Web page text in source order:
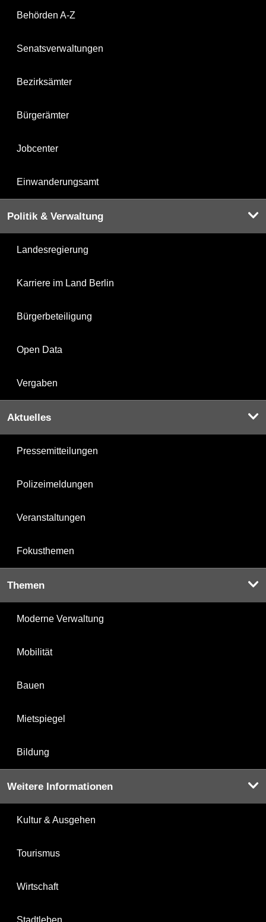
Behörden A-Z
Senatsverwaltungen
Bezirksämter
Bürgerämter
Jobcenter
Einwanderungsamt
Politik & Verwaltung
Landesregierung
Karriere im Land Berlin
Bürgerbeteiligung
Open Data
Vergaben
Aktuelles
Pressemitteilungen
Polizeimeldungen
Veranstaltungen
Fokusthemen
Themen
Moderne Verwaltung
Mobilität
Bauen
Mietspiegel
Bildung
Weitere Informationen
Kultur & Ausgehen
Tourismus
Wirtschaft
Stadtleben